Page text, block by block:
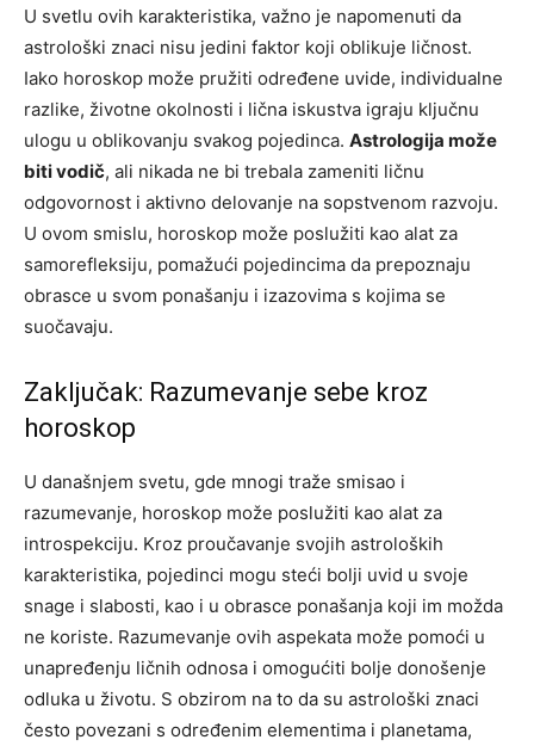
U svetlu ovih karakteristika, važno je napomenuti da
astrološki znaci nisu jedini faktor koji oblikuje ličnost.
Iako horoskop može pružiti određene uvide, individualne
razlike, životne okolnosti i lična iskustva igraju ključnu
ulogu u oblikovanju svakog pojedinca. Astrologija može
biti vodič, ali nikada ne bi trebala zameniti ličnu
odgovornost i aktivno delovanje na sopstvenom razvoju.
U ovom smislu, horoskop može poslužiti kao alat za
samorefleksiju, pomažući pojedincima da prepoznaju
obrasce u svom ponašanju i izazovima s kojima se
suočavaju.
Zaključak: Razumevanje sebe kroz
horoskop
U današnjem svetu, gde mnogi traže smisao i
razumevanje, horoskop može poslužiti kao alat za
introspekciju. Kroz proučavanje svojih astroloških
karakteristika, pojedinci mogu steći bolji uvid u svoje
snage i slabosti, kao i u obrasce ponašanja koji im možda
ne koriste. Razumevanje ovih aspekata može pomoći u
unapređenju ličnih odnosa i omogućiti bolje donošenje
odluka u životu. S obzirom na to da su astrološki znaci
često povezani s određenim elementima i planetama,